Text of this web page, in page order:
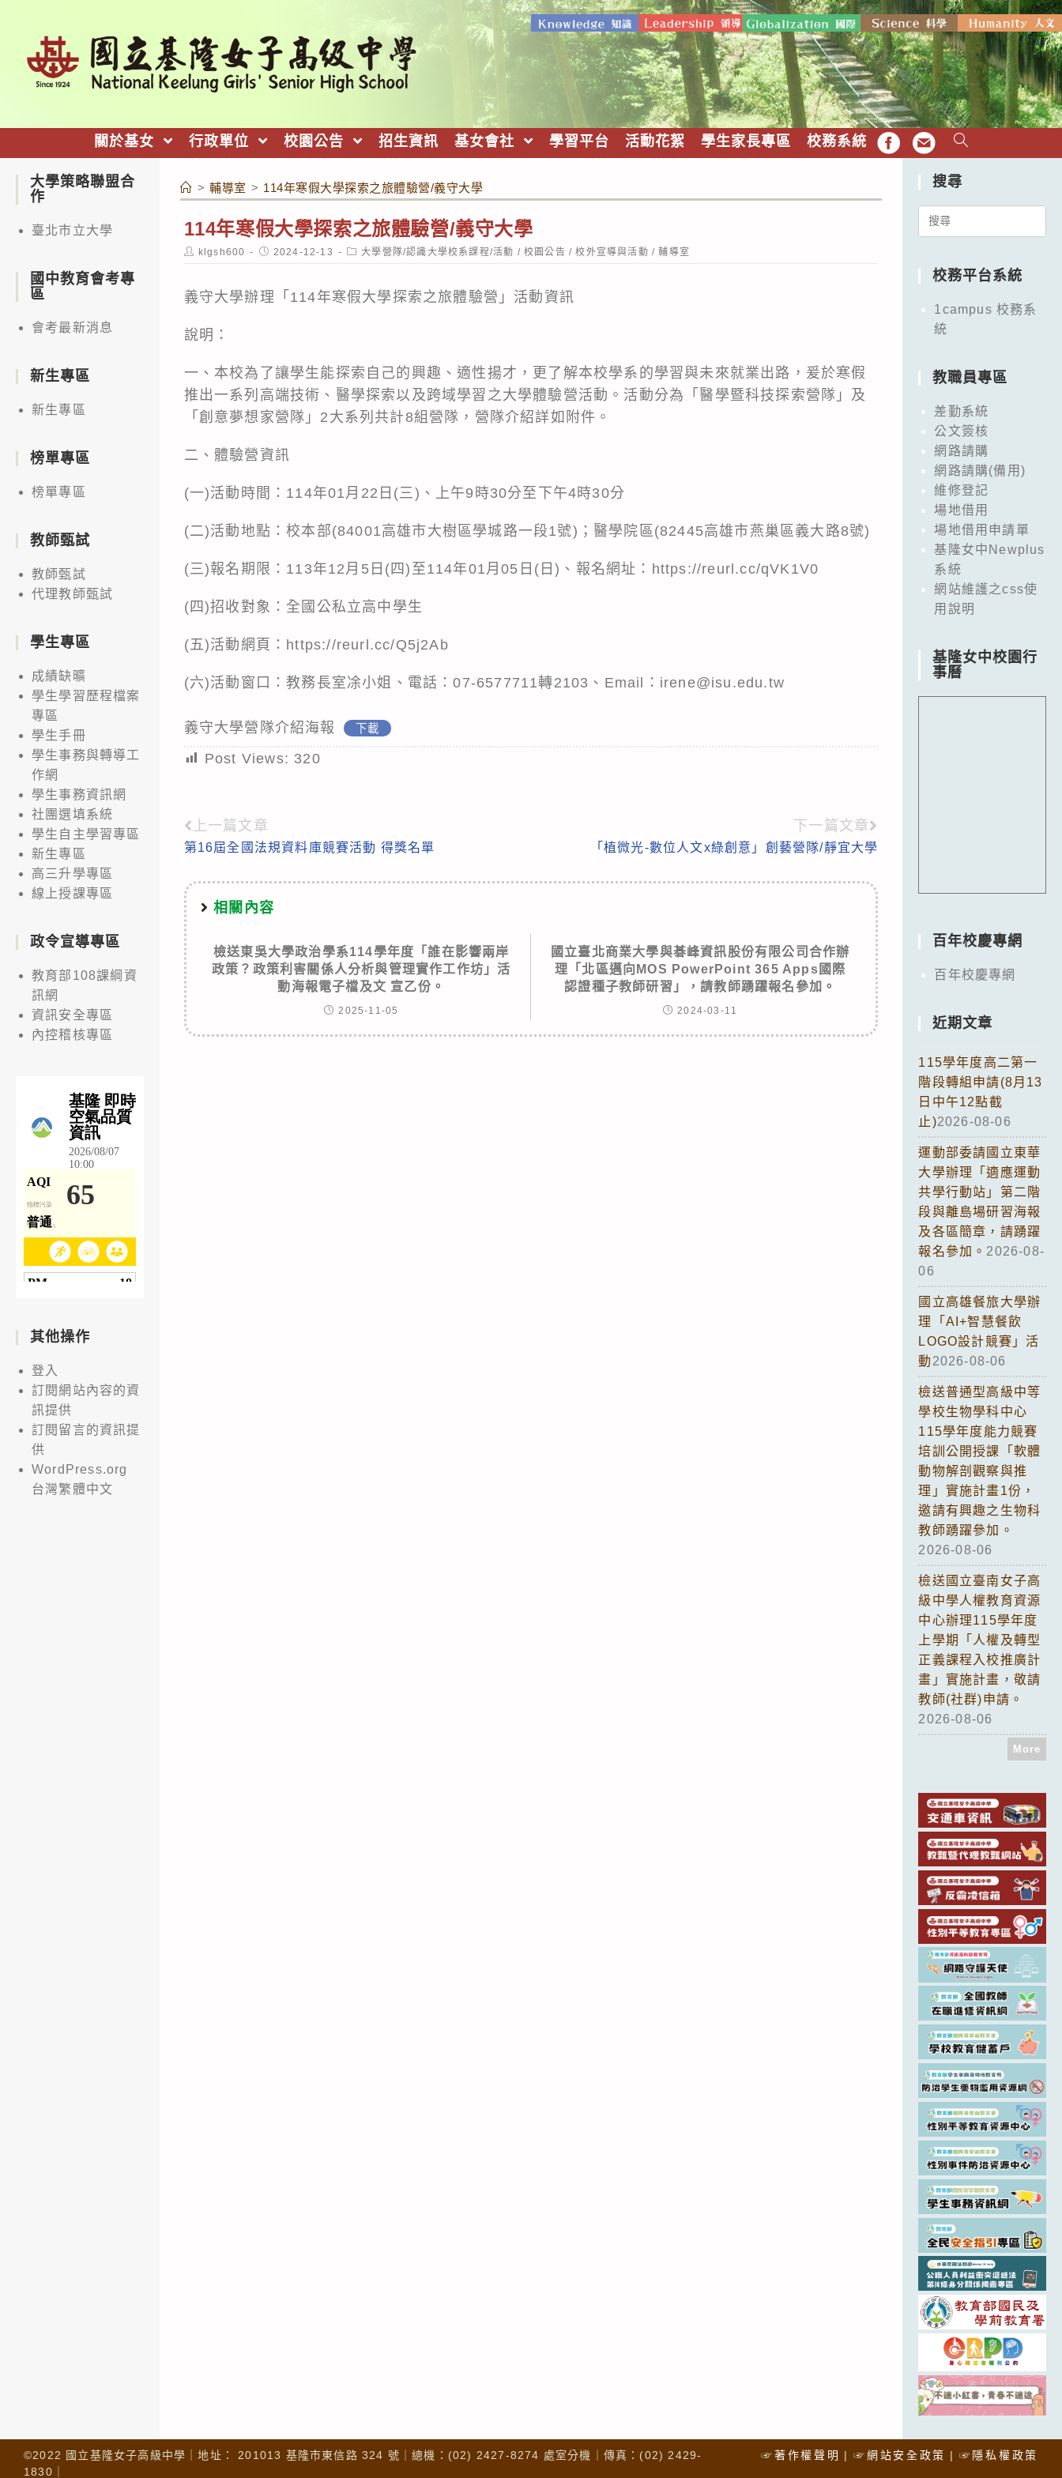
關於基女 行政單位 校園公告 招生資訊 基女會社 學習平台 活動花絮 學生家長專區 校務系統 FB EMAIL
> 輔導室 > 114年寒假大學探索之旅體驗營/義守大學
114年寒假大學探索之旅體驗營/義守大學
Post
author:
klgsh600
Post
published:
2024-12-13
Post
category:
大學營隊/認識大學校系課程/活動 / 校園公告 / 校外宣導與活動 / 輔導室
義守大學辦理「114年寒假大學探索之旅體驗營」活動資訊
說明：
一、本校為了讓學生能探索自己的興趣、適性揚才，更了解本校學系的學習與未來就業出路，爰於寒假
推出一系列高端技術、醫學探索以及跨域學習之大學體驗營活動。活動分為「醫學暨科技探索營隊」及
「創意夢想家營隊」2大系列共計8組營隊，營隊介紹詳如附件。
二、體驗營資訊
(一)活動時間：114年01月22日(三)、上午9時30分至下午4時30分
(二)活動地點：校本部(84001高雄市大樹區學城路一段1號)；醫學院區(82445高雄市燕巢區義大路8號)
(三)報名期限：113年12月5日(四)至114年01月05日(日)、報名網址：https://reurl.cc/qVK1V0
(四)招收對象：全國公私立高中學生
(五)活動網頁：https://reurl.cc/Q5j2Ab
(六)活動窗口：教務長室凃小姐、電話：07-6577711轉2103、Email：irene@isu.edu.tw
義守大學營隊介紹海報 下載
Post Views: 320
Read
more
articles
上一篇文章
第16屆全國法規資料庫競賽活動 得獎名單
下一篇文章
「植微光-數位人文x綠創意」創藝營隊/靜宜大學
相關內容
檢送東吳大學政治學系114學年度「誰在影響兩岸
政策？政策利害關係人分析與管理實作工作坊」活
動海報電子檔及文 宣乙份。
2025-11-05
國立臺北商業大學與碁峰資訊股份有限公司合作辦
理「北區邁向MOS PowerPoint 365 Apps國際
認證種子教師研習」，請教師踴躍報名參加。
2024-03-11
大學策略聯盟合
作
臺北市立大學
國中教育會考專
區
會考最新消息
新生專區
新生專區
榜單專區
榜單專區
教師甄試
教師甄試
代理教師甄試
學生專區
成績缺曠
學生學習歷程檔案
專區
學生手冊
學生事務與轉導工
作網
學生事務資訊網
社團選填系統
學生自主學習專區
新生專區
高三升學專區
線上授課專區
政令宣導專區
教育部108課綱資
訊網
資訊安全專區
內控稽核專區
其他操作
登入
訂閱網站內容的資
訊提供
訂閱留言的資訊提
供
WordPress.org
台灣繁體中文
搜尋
Search
校務平台系統
1campus 校務系
統
教職員專區
差勤系統
公文簽核
網路請購
網路請購(備用)
維修登記
場地借用
場地借用申請單
基隆女中Newplus
系統
網站維護之css使
用說明
基隆女中校園行
事曆
百年校慶專網
百年校慶專網
近期文章
115學年度高二第一
階段轉組申請(8月13
日中午12點截
止)2026-08-06
運動部委請國立東華
大學辦理「適應運動
共學行動站」第二階
段與離島場研習海報
及各區簡章，請踴躍
報名參加。 2026-08-
06
國立高雄餐旅大學辦
理「AI+智慧餐飲
LOGO設計競賽」活
動 2026-08-06
檢送普通型高級中等
學校生物學科中心
115學年度能力競賽
培訓公開授課「軟體
動物解剖觀察與推
理」實施計畫1份，
邀請有興趣之生物科
教師踴躍參加。
2026-08-06
檢送國立臺南女子高
級中學人權教育資源
中心辦理115學年度
上學期「人權及轉型
正義課程入校推廣計
畫」實施計畫，敬請
教師(社群)申請。
2026-08-06
More
☞著作權聲明 ☞網站安全政策 ☞隱私權政策
©2022 國立基隆女子高級中學｜地址： 201013 基隆市東信路 324 號｜總機：(02) 2427-8274 處室分機｜傳真：(02) 2429-
1830｜